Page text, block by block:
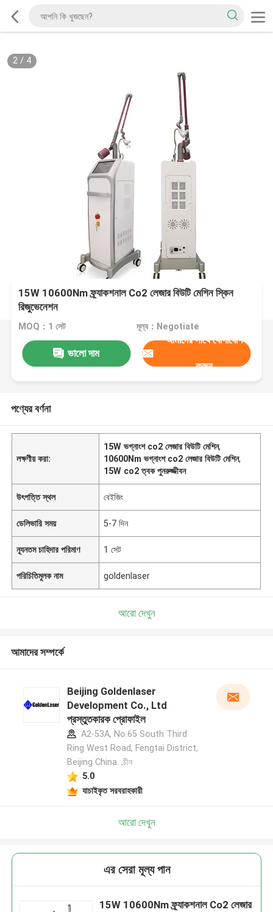
2/ 4
15W 10600Nm ফ্র্যাকশনাল Co2 লেজার বিউটি মেশিন স্কিন
রিজুভেনেশন
MOQ：1 সেট মূল্য：Negotiate
ভালো দাম
আমাদের সাথে যোগাযোগ
করুন
পণ্যের বর্ণনা
লক্ষণীয় করা:
15W ভগ্নাংশ co2 লেজার বিউটি মেশিন,
10600Nm ভগ্নাংশ co2 লেজার বিউটি মেশিন,
15W co2 ত্বক পুনরুজ্জীবন
উৎপত্তি স্থল বেইজিং
ডেলিভারি সময় 5-7 দিন
ন্যূনতম চাহিদার পরিমাণ 1 সেট
পরিচিতিমুলক নাম goldenlaser
আরো দেখুন
আমাদের সম্পর্কে
Beijing Goldenlaser
Development Co., Ltd
প্রস্তুতকারক প্রোফাইল
A2-53A, No.65 South Third
Ring West Road, Fengtai District,
Beijing China. ,চীন
5.0
যাচাইকৃত সরবরাহকারী
আরো দেখুন
এর সেরা মূল্য পান
15W 10600Nm ফ্র্যাকশনাল Co2 লেজার